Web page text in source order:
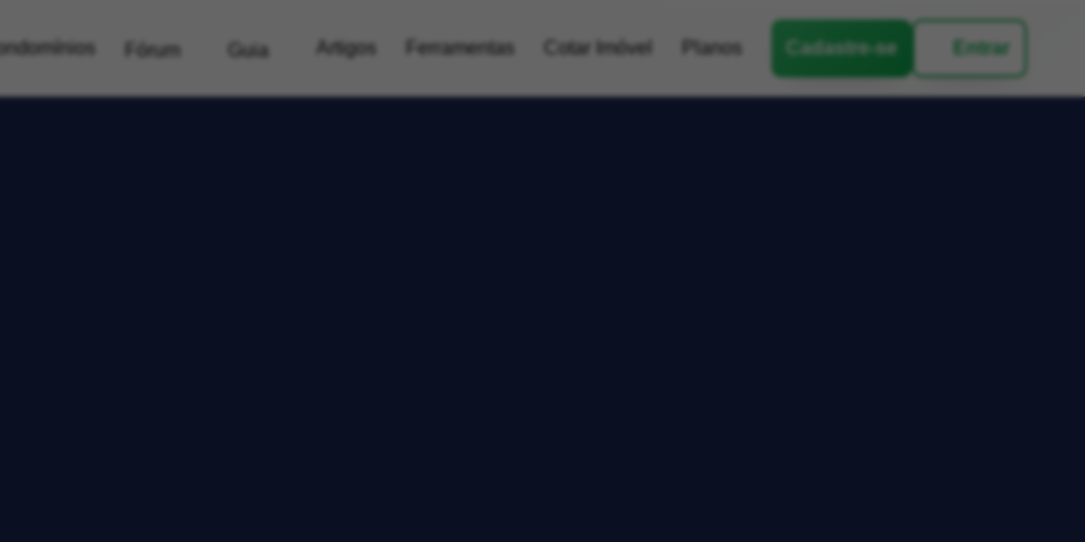
Fórum Guia Artigos Ferramentas Cotar Imóvel Planos Cadastre-se Entrar